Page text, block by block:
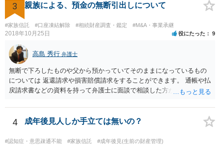
3 親族による、預金の無断引出しについて
#家族信託 #口座凍結解除 #相続財産調査・鑑定 #M&A・事業承継
2018年10月25日 役にたった 9
高島 秀行 弁護士
無断で下ろしたものや父から預かっていてそのままになっているもの
については 返還請求や損害賠償請求をすることができます。 通帳や払
戻請求書などの資料を持って弁護士に面談で相談した方がよいと思い
4 成年後見人しか手立ては無いの？
#認知症・意思疎通不能 #家族信託 #成年後見(生前の財産管理)